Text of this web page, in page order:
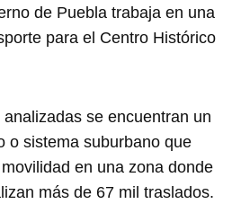
de Puebla trabaja en una
para el Centro Histórico
se encuentran un
o sistema suburbano que
en una zona donde
más de 67 mil traslados.